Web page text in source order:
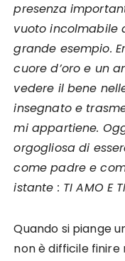
presenza
vuoto incolmabile
grande esempio.
cuore d’oro e un
vedere il bene
insegnato e
mi appartiene.
orgogliosa di
come padre e
istante : TI AMO E TI
Quando si piange
non è difficile finire